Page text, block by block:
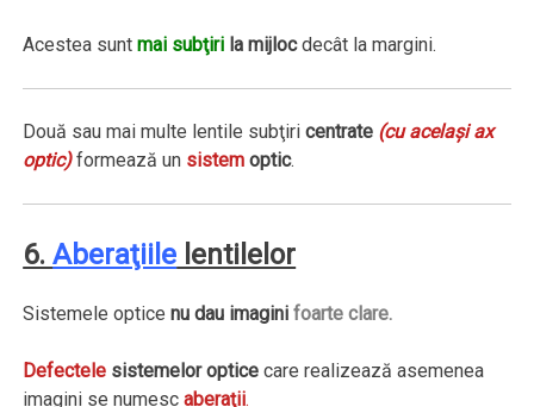
Acestea suntmai subţiri la mijlocdecât la margini.
Două sau mai multe lentile subţiricentrate (cu acelaşi ax
optic)formează un sistem optic.
6.Aberaţiile lentilelor
Sistemele opticenu dau imaginifoarte clare.
Defectele sistemelor optice care realizează asemenea
imagini se numescaberaţii.